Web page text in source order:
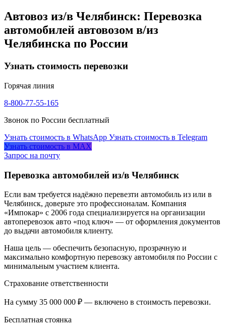
Автовоз из/в Челябинск: Перевозка
автомобилей автовозом в/из
Челябинска по России
Узнать стоимость перевозки
Горячая линия
8-800-77-55-165
Звонок по России бесплатный
Узнать стоимость в WhatsApp Узнать стоимость в Telegram
Узнать стоимость в MAX
Запрос на почту
Перевозка автомобилей из/в Челябинск
Если вам требуется надёжно перевезти автомобиль из или в
Челябинск, доверьте это профессионалам. Компания
«Импокар» с 2006 года специализируется на организации
автоперевозок авто «под ключ» — от оформления документов
до выдачи автомобиля клиенту.
Наша цель — обеспечить безопасную, прозрачную и
максимально комфортную перевозку автомобиля по России с
минимальным участием клиента.
Страхование ответственности
На сумму 35 000 000 ₽ — включено в стоимость перевозки.
Бесплатная стоянка